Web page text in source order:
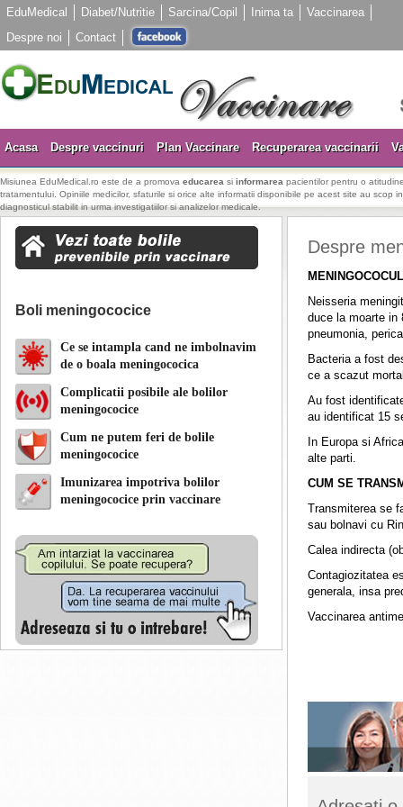
EduMedical Diabet/Nutritie Sarcina/Copil Inima ta
Vaccinarea
Despre noi
Contact
Acasa Despre vaccinuri Plan Vaccinare Recuperarea vaccinarii
Misiunea EduMedical.ro este de a promova educarea si informarea pacientilor pentru o
tratamentului. Opiniile medicilor, sfaturile si orice alte informatii disponibile pe acest site au scop
diagnosticul stabilit in urma investigatiilor si analizelor medicale.
Boli meningococice
Ce se intampla cand ne imbolnavim
de o boala meningococica
Complicatii posibile ale bolilor
meningococice
Cum ne putem feri de bolile
meningococice
Imunizarea impotriva bolilor
meningococice prin vaccinare
Despre
Neisseria
duce la moarte in
pneumonia,
Bacteria a fost
ce a scazut
Au fost
au identificat 15
In Europa si
alte parti.
CUM SE
Transmiterea se
sau bolnavi cu
Calea indirecta
Contagiozitatea
generala, insa
Vaccinarea